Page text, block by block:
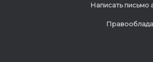
Написать письмо